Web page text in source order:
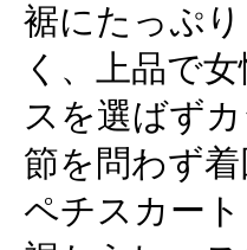
裾にたっぷ
く、上品で
スを選ばず
節を問わず着
ペチスカー